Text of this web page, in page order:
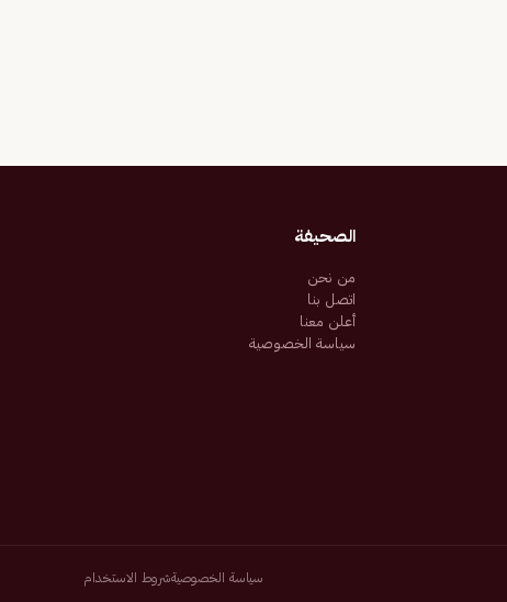
الصحيفة
من نحن
اتصل بنا
أعلن معنا
سياسة الخصوصية
سياسة الخصوصيةشروط الاستخدام